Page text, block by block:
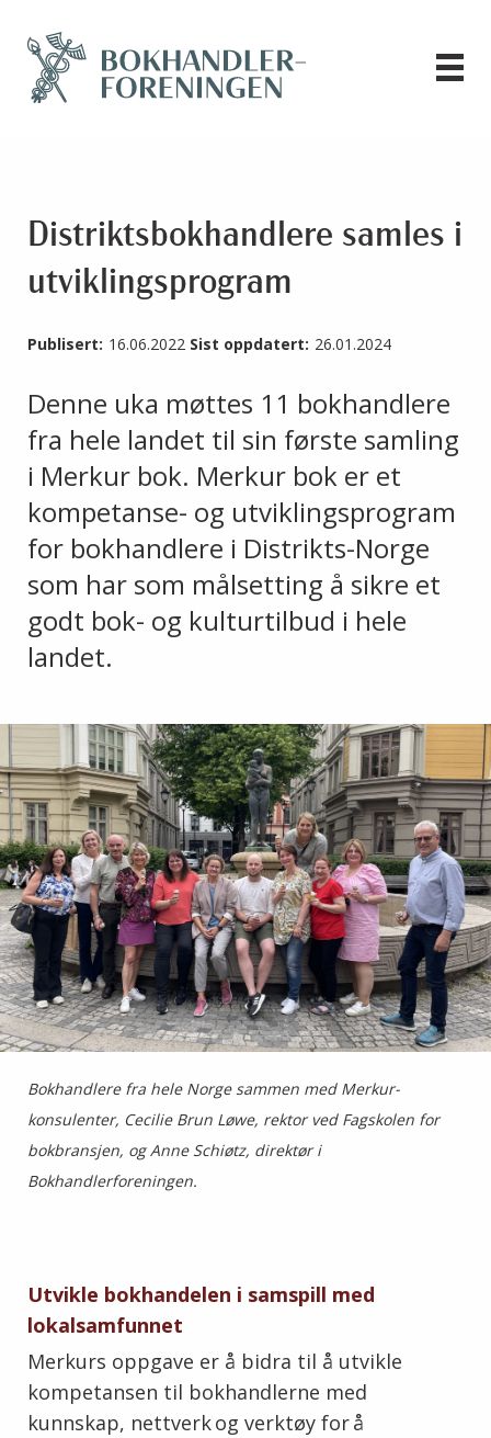
Distriktsbokhandlere samles i
utviklingsprogram
Publisert: 16.06.2022 Sist oppdatert: 26.01.2024
Denne uka møttes 11 bokhandlere
fra hele landet til sin første samling
i Merkur bok. Merkur bok er et
kompetanse- og utviklingsprogram
for bokhandlere i Distrikts-Norge
som har som målsetting å sikre et
godt bok- og kulturtilbud i hele
landet.
Bokhandlere fra hele Norge sammen med Merkur-
konsulenter, Cecilie Brun Løwe, rektor ved Fagskolen for
bokbransjen, og Anne Schiøtz, direktør i
Bokhandlerforeningen.
Utvikle bokhandelen i samspill med
lokalsamfunnet
Merkurs oppgave er å bidra til å utvikle
kompetansen til bokhandlerne med
kunnskap, nettverk og verktøy for å